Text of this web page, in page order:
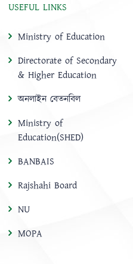
USEFUL LINKS
Ministry of Education
Directorate of Secondary
& Higher Education
অনলাইন বেতনবিল
Ministry of
Education(SHED)
BANBAIS
Rajshahi Board
NU
MOPA